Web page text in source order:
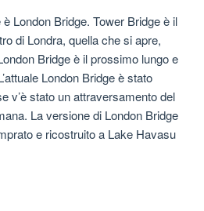
London Bridge. Tower Bridge è il
di Londra, quella che si apre,
Bridge è il prossimo lungo e
London Bridge è stato
v’è stato un attraversamento del
La versione di London Bridge
e ricostruito a Lake Havasu